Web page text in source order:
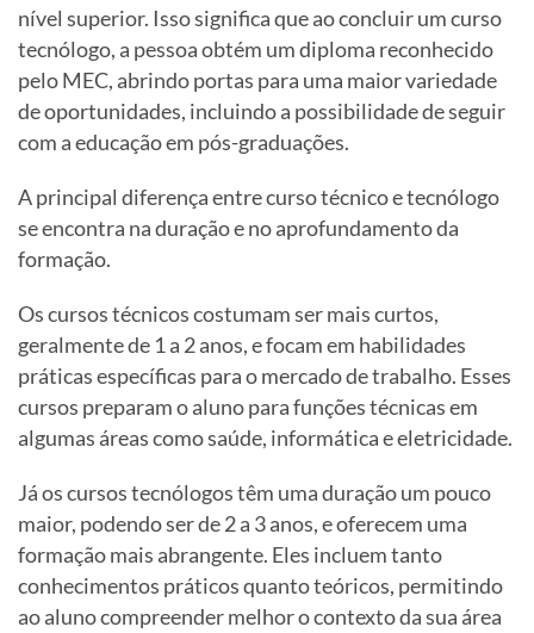
nível superior. Isso significa que ao concluir um curso
tecnólogo, a pessoa obtém um diploma reconhecido
pelo MEC, abrindo portas para uma maior variedade
de oportunidades, incluindo a possibilidade de seguir
com a educação em pós-graduações.
A principal diferença entre curso técnico e tecnólogo
se encontra na duração e no aprofundamento da
formação.
Os cursos técnicos costumam ser mais curtos,
geralmente de 1 a 2 anos, e focam em habilidades
práticas específicas para o mercado de trabalho. Esses
cursos preparam o aluno para funções técnicas em
algumas áreas como saúde, informática e eletricidade.
Já os cursos tecnólogos têm uma duração um pouco
maior, podendo ser de 2 a 3 anos, e oferecem uma
formação mais abrangente. Eles incluem tanto
conhecimentos práticos quanto teóricos, permitindo
ao aluno compreender melhor o contexto da sua área